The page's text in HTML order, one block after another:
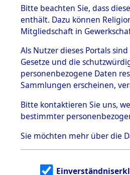
BESTÄNDE
1.
mente
5. Verschiedenes
5.3
Todesmärsche
5.3.1 Alliierte
Erhebungen
zu
Todesmärsch
en
5.3.2
Identifizierun
g
Bitte beachten Sie, dass
enthält. Dazu können
Mitgliedschaft in
Als Nutzer dieses Portals
Gesetze und die
personenbezogene Daten
Sammlungen erscheinen,
Bitte kontaktieren Sie uns,
bestimmter
Sie möchten mehr über die